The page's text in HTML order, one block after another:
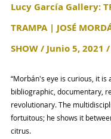
Lucy García Gallery:
TRAMPA | JOSÉ
SHOW / Junio 5, 2021
“Morbán's eye is curious, it is
bibliographic, documentary,
revolutionary. The
fortuitous; he shows it
citrus.